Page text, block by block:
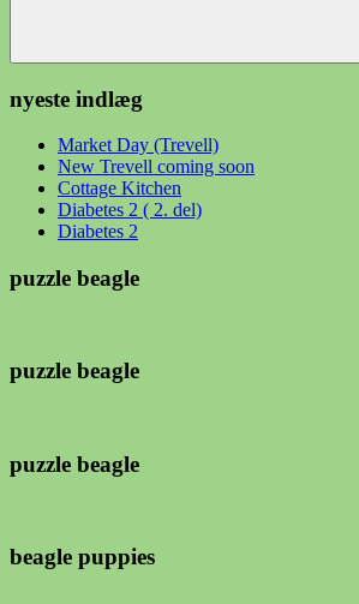
Søg
nyeste indlæg
Market Day (Trevell)
New Trevell coming soon
Cottage Kitchen
Diabetes 2 ( 2. del)
Diabetes 2
puzzle beagle
puzzle beagle
puzzle beagle
beagle puppies